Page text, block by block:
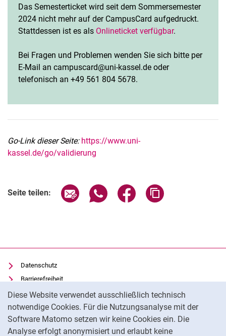
Diese Website verwendet ausschließlich technisch
notwendige Cookies. Für die Nutzungsanalyse mit der
Software Matomo setzen wir keine Cookies ein. Die
Analyse erfolgt anonymisiert und erlaubt keine
Das Semesterticket wird seit dem Sommersemester
2024 nicht mehr auf der CampusCard aufgedruckt.
Stattdessen ist es als Onlineticket verfügbar.
Bei Fragen und Problemen wenden Sie sich bitte per
E-Mail an campuscard@uni-kassel.de oder
telefonisch an +49 561 804 5678.
Go-Link dieser Seite: https://www.uni-
kassel.de/go/validierung
Seite teilen: Seite über E-Mail teilen
Seite über WhatsApp teilen
Seite über Facebook
Datenschutz
Barrierefreiheit
Transparenter KI-Einsatz
Impressum
IT-Benutzungsordnung
Cookie-Einstellungen